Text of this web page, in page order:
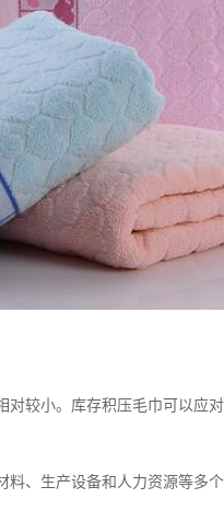
较小。库存积压毛巾可以应
、生产设备和人力资源等多